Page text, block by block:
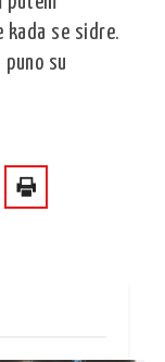
kada se sidre.
su